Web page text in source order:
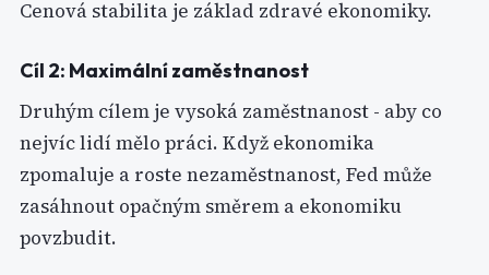
Cenová stabilita je základ zdravé ekonomiky.
Cíl 2: Maximální zaměstnanost
Druhým cílem je vysoká zaměstnanost - aby co
nejvíc lidí mělo práci. Když ekonomika
zpomaluje a roste nezaměstnanost, Fed může
zasáhnout opačným směrem a ekonomiku
povzbudit.